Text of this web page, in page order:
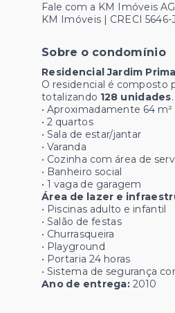
Fale com a KM Imóveis
KM Imóveis | CRECI 5646-J
Sobre o condomínio
Residencial Jardim
O residencial é composto
totalizando 128 unidades.
• Aproximadamente 64
• 2 quartos
• Sala de estar/jantar
• Varanda
• Cozinha com área de
• Banheiro social
• 1 vaga de garagem
Área de lazer e
• Piscinas adulto e infantil
• Salão de festas
• Churrasqueira
• Playground
• Portaria 24 horas
• Sistema de segurança
Ano de entrega: 2010